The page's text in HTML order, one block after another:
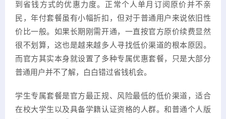
到省钱方式的优惠力度。正常个人单月订阅原价并不亲
民，年付套餐虽有小幅折扣，但对于普通用户来说依旧性
价比一般。如果长期刚需开通，一直按官方原价续费显然
很不划算，这也是越来越多人寻找低价渠道的根本原因。
而官方其实本身就设置了多种专属优惠套餐，只是大部分
普通用户并不了解，白白错过省钱机会。
学生专属套餐是官方最正规、风险最低的低价渠道，适合
在校大学生以及具备学籍认证资格的人群。和普通个人版